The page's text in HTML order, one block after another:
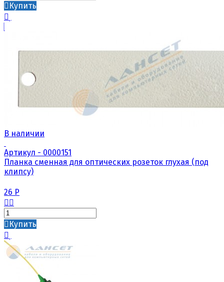
Купить
В наличии
Артикул - 0000151
Планка сменная для оптических розеток глухая (под
клипсу)
26 Р
Купить